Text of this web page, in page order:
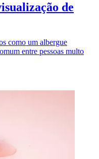
de
como um albergue
entre pessoas multo